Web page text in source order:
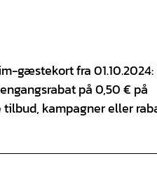
gæstekort fra 01.10.2024:
på 0,50 € på
kampagner eller